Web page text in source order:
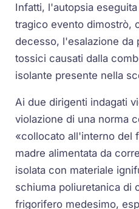
Infatti, l'autopsia
tragico evento dimostrò,
decesso, l'esalazione da
tossici causati dalla
isolante presente nella
Ai due dirigenti indagati
violazione di una norma
«collocato all'interno del
madre alimentata da
isolata con materiale
schiuma poliuretanica di
frigorifero medesimo,